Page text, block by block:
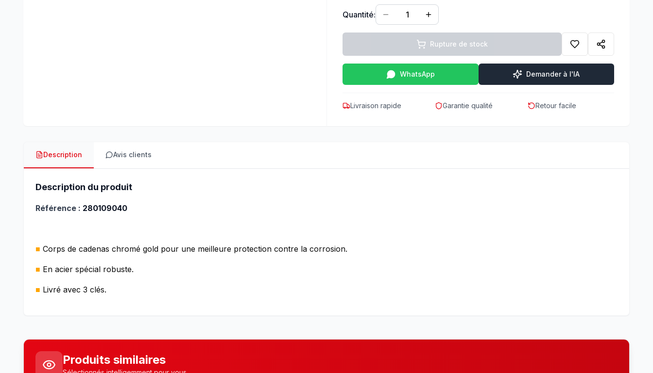
Quantité: 1
Rupture de stock
WhatsApp Demander à l'IA
Livraison rapide Garantie qualité Retour facile
Description Avis clients
Description du produit
Référence : 280109040
■ Corps de cadenas chromé gold pour une meilleure protection contre la corrosion.
■ En acier spécial robuste.
■ Livré avec 3 clés.
Produits similaires